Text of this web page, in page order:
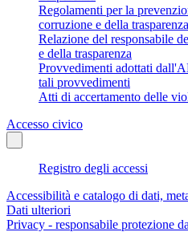
Regolamenti per la
corruzione e della trasparenza
Relazione del responsabile
e della trasparenza
Provvedimenti adottati
tali provvedimenti
Atti di accertamento delle
Accesso civico
Registro degli accessi
Accessibilità e catalogo di dati,
Dati ulteriori
Privacy - responsabile protezione